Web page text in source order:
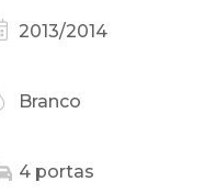
2013/2014
Branco
4 portas